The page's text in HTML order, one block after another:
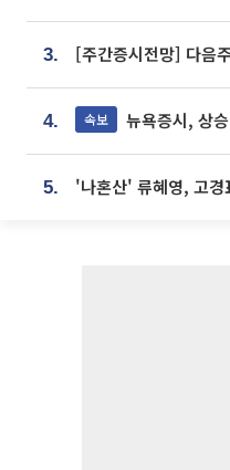
3.
4. 속보 뉴욕증시, 상
5.